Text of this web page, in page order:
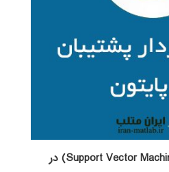
ماشین بردار پشتیبان (Support Vector Machine) در